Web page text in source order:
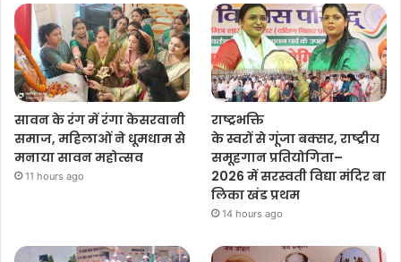
सावन के रंग में रंगा केसरवानी
समाज, महिलाओं ने धूमधाम से
मनाया सावन महोत्सव
11 hours ago
राष्ट्रभक्ति
के स्वरों से गूंजा बक्सर, राष्ट्रीय
समूहगान प्रतियोगिता–
2026 में सरस्वती विद्या मंदिर बा
लिका खंड प्रथम
14 hours ago